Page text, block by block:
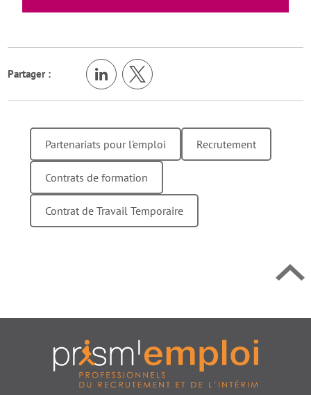
Partager :
Partenariats pour l'emploi Recrutement
Contrats de formation
Contrat de Travail Temporaire